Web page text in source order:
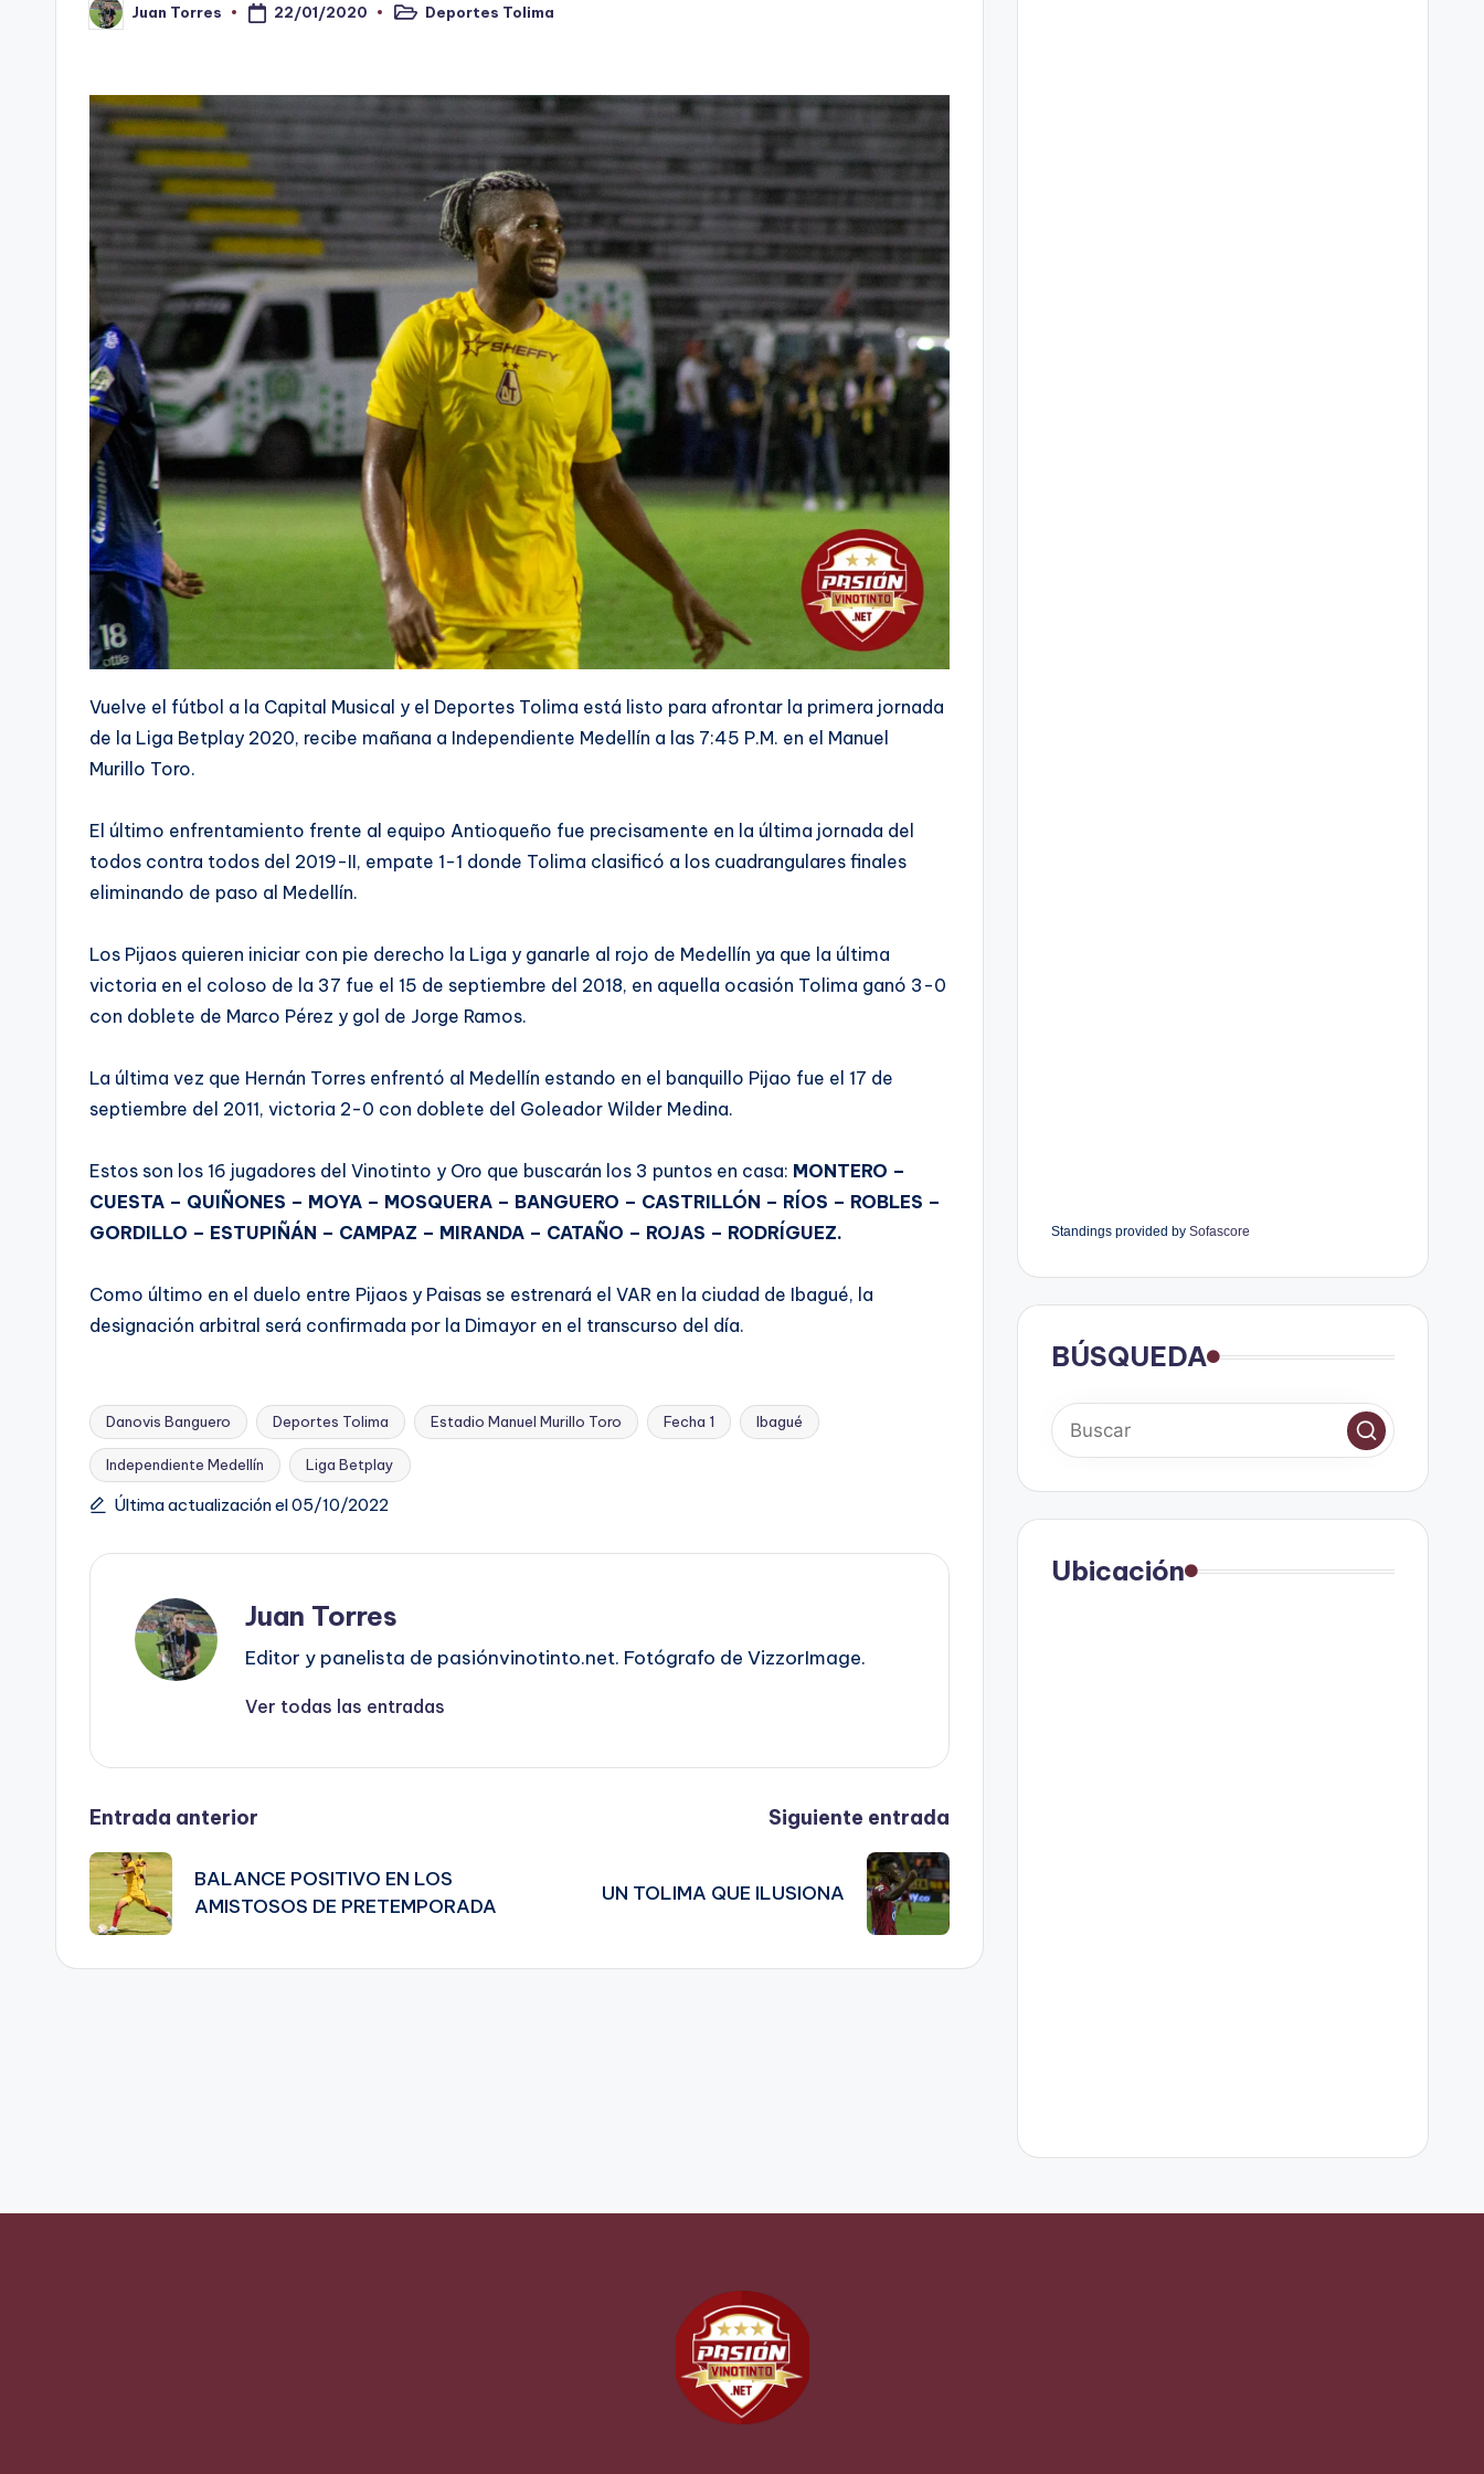
ti
Publicado
por
Juan Torres 22/01/2020
Publicado
Deportes Tolima
Vuelve el fútbol a la Capital Musical y el Deportes Tolima está listo para afrontar la primera jornada
de la Liga Betplay 2020, recibe mañana a Independiente Medellín a las 7:45 P.M. en el Manuel
Murillo Toro.
El último enfrentamiento frente al equipo Antioqueño fue precisamente en la última jornada del
todos contra todos del 2019-II, empate 1-1 donde Tolima clasificó a los cuadrangulares finales
eliminando de paso al Medellín.
Los Pijaos quieren iniciar con pie derecho la Liga y ganarle al rojo de Medellín ya que la última
victoria en el coloso de la 37 fue el 15 de septiembre del 2018, en aquella ocasión Tolima ganó 3-0
con doblete de Marco Pérez y gol de Jorge Ramos.
La última vez que Hernán Torres enfrentó al Medellín estando en el banquillo Pijao fue el 17 de
septiembre del 2011, victoria 2-0 con doblete del Goleador Wilder Medina.
Estos son los 16 jugadores del Vinotinto y Oro que buscarán los 3 puntos en casa: MONTERO –
CUESTA – QUIÑONES – MOYA – MOSQUERA – BANGUERO – CASTRILLÓN – RÍOS – ROBLES –
GORDILLO – ESTUPIÑÁN – CAMPAZ – MIRANDA – CATAÑO – ROJAS – RODRÍGUEZ.
Como último en el duelo entre Pijaos y Paisas se estrenará el VAR en la ciudad de Ibagué, la
designación arbitral será confirmada por la Dimayor en el transcurso del día.
Etiquetas:
Danovis Banguero Deportes Tolima Estadio Manuel Murillo Toro Fecha 1 Ibagué
Independiente Medellín Liga Betplay
Última actualización el 05/10/2022
Juan Torres
Editor y panelista de pasiónvinotinto.net. Fotógrafo de VizzorImage.
Ver todas las entradas
Navegación
de
entradas
Entrada anterior
BALANCE POSITIVO EN LOS
AMISTOSOS DE PRETEMPORADA
Siguiente entrada
UN TOLIMA QUE ILUSIONA
Standings provided by Sofascore
BÚSQUEDA
Ubicación